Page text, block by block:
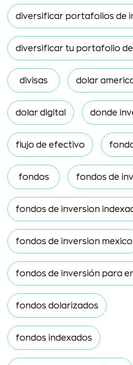
diversificar portafolios de
diversificar tu portafolio
divisas dolar
dolar digital donde
flujo de efectivo
fondos fondos de
fondos de inversion
fondos de inversion mexico
fondos de inversión para
fondos dolarizados
fondos indexados